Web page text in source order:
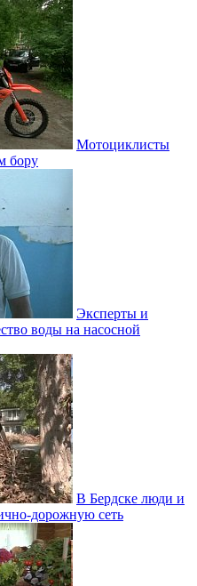
Мотоциклисты
бору
Эксперты и
воды на насосной
В Бердске люди и
сеть